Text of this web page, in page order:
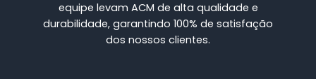
equipe levam ACM de alta qualidade e
durabilidade, garantindo 100% de satisfação
dos nossos clientes.